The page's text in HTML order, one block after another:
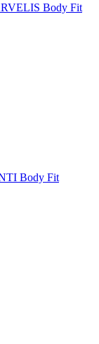
Body Fit
Body Fit